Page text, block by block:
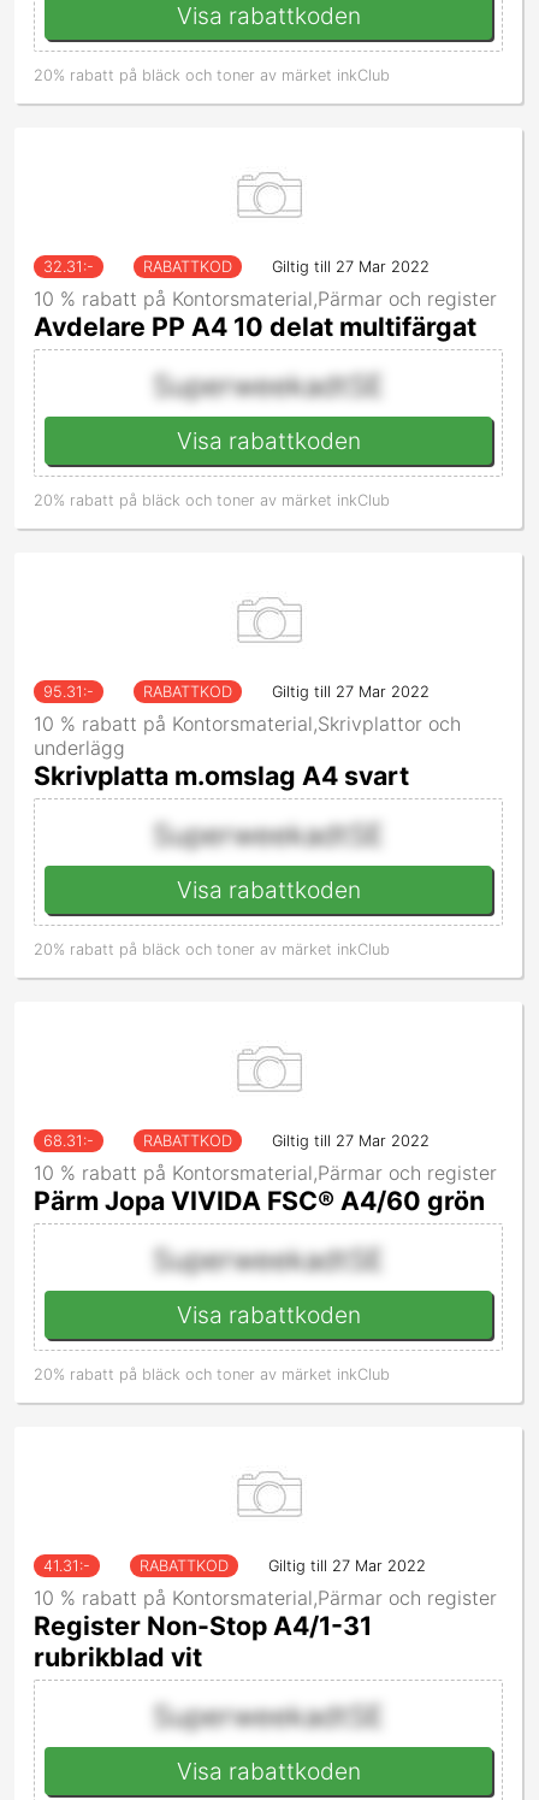
Visa rabattkoden
20% rabatt på bläck och toner av märket inkClub
32.31 :- RABATTKOD Giltig till 27 Mar 2022
10 % rabatt på Kontorsmaterial,Pärmar och register
Avdelare PP A4 10 delat multifärgat
SuperweekadtSE
Visa rabattkoden
20% rabatt på bläck och toner av märket inkClub
95.31 :- RABATTKOD Giltig till 27 Mar 2022
10 % rabatt på Kontorsmaterial,Skrivplattor och
underlägg
Skrivplatta m.omslag A4 svart
SuperweekadtSE
Visa rabattkoden
20% rabatt på bläck och toner av märket inkClub
68.31 :- RABATTKOD Giltig till 27 Mar 2022
10 % rabatt på Kontorsmaterial,Pärmar och register
Pärm Jopa VIVIDA FSC® A4/60 grön
SuperweekadtSE
Visa rabattkoden
20% rabatt på bläck och toner av märket inkClub
41.31 :- RABATTKOD Giltig till 27 Mar 2022
10 % rabatt på Kontorsmaterial,Pärmar och register
Register Non-Stop A4/1-31
rubrikblad vit
SuperweekadtSE
Visa rabattkoden